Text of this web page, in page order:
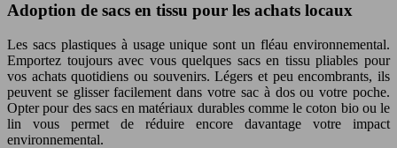
Adoption de sacs en tissu pour les achats locaux
Les sacs plastiques à usage unique sont un fléau environnemental.
Emportez toujours avec vous quelques sacs en tissu pliables pour
vos achats quotidiens ou souvenirs. Légers et peu encombrants, ils
peuvent se glisser facilement dans votre sac à dos ou votre poche.
Opter pour des sacs en matériaux durables comme le coton bio ou le
lin vous permet de réduire encore davantage votre impact
environnemental.